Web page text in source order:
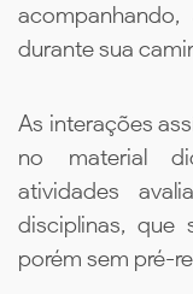
durante sua
As interações
no material
atividades
disciplinas, que
porém sem pré-